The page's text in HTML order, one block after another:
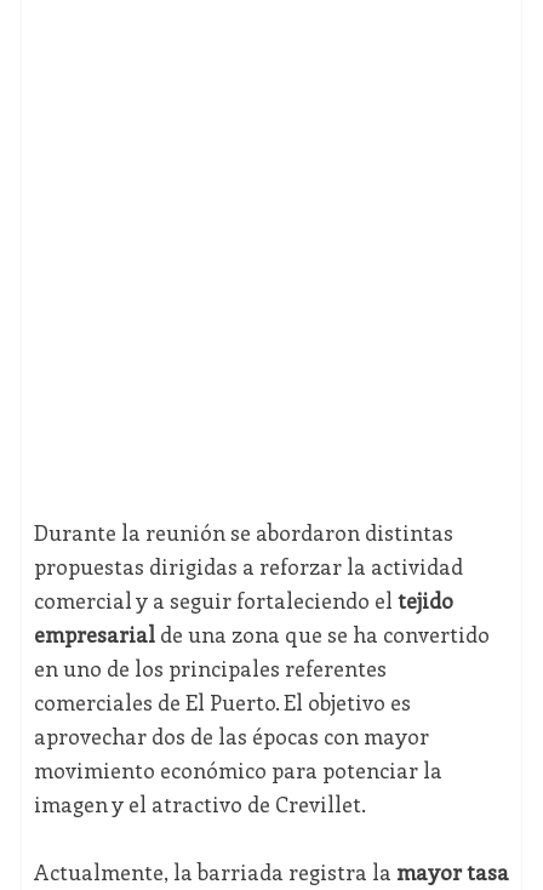
Durante la reunión se abordaron distintas
propuestas dirigidas a reforzar la actividad
comercial y a seguir fortaleciendo el tejido
empresarialde una zona que se ha convertido
en uno de los principales referentes
comerciales de El Puerto. El objetivo es
aprovechar dos de las épocas con mayor
movimiento económico para potenciar la
imagen y el atractivo de Crevillet.
Actualmente, la barriada registra la mayor tasa